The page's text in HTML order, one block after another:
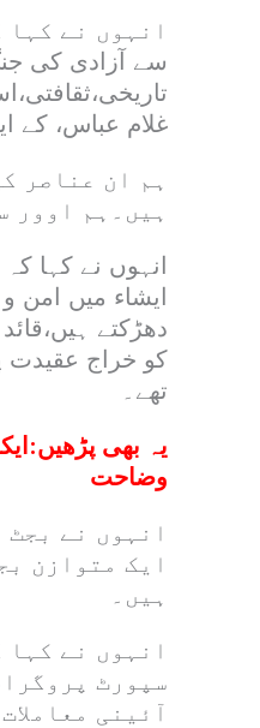
سے آزادی کی
غلام عباس، کے
ہم ان عناصر
ہیں۔ہم اوور
انہوں نے کہا
ایشاء میں امن
دھڑکتے
کو خراج عقیدت
تھے۔
یہ بھی پڑھیں:
وضاحت
انہوں نے
ایک متوازن
ہیں۔
انہوں نے
سپورٹ
آئینی